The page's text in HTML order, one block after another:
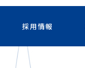
採用情報